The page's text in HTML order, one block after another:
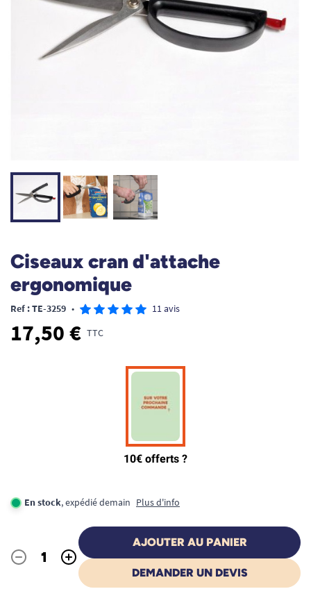
Ciseaux cran d'attache
ergonomique
Ref : TE-3259 • 11 avis
17,50 € TTC
En stock, expédié demain Plus d'info
Quantité
- +
AJOUTER AU PANIER
DEMANDER UN DEVIS